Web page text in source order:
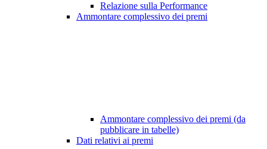
Relazione sulla Performance
Ammontare complessivo dei premi
Ammontare complessivo dei premi (da
pubblicare in tabelle)
Dati relativi ai premi